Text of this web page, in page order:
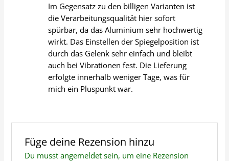
Im Gegensatz zu den billigen Varianten ist
die Verarbeitungsqualität hier sofort
spürbar, da das Aluminium sehr hochwertig
wirkt. Das Einstellen der Spiegelposition ist
durch das Gelenk sehr einfach und bleibt
auch bei Vibrationen fest. Die Lieferung
erfolgte innerhalb weniger Tage, was für
mich ein Pluspunkt war.
Füge deine Rezension hinzu
Du musst angemeldetsein, um eine Rezension